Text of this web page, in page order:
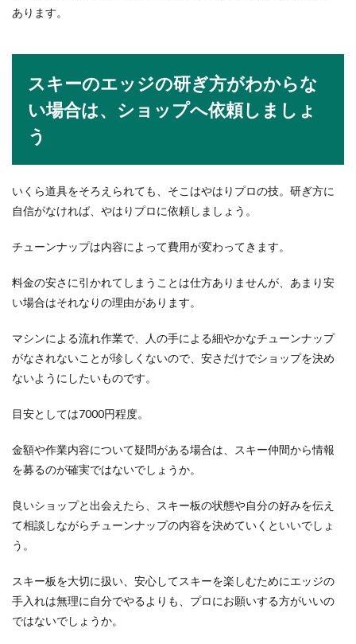
あります。
スキーのエッジの研ぎ方がわからな
い場合は、ショップへ依頼しましょ
う
いくら道具をそろえられても、そこはやはりプロの技。研ぎ方に
自信がなければ、やはりプロに依頼しましょう。
チューンナップは内容によって費用が変わってきます。
料金の安さに引かれてしまうことは仕方ありませんが、あまり安
い場合はそれなりの理由があります。
マシンによる流れ作業で、人の手による細やかなチューンナップ
がなされないことが珍しくないので、安さだけでショップを決め
ないようにしたいものです。
目安としては7000円程度。
金額や作業内容について疑問がある場合は、スキー仲間から情報
を募るのが確実ではないでしょうか。
良いショップと出会えたら、スキー板の状態や自分の好みを伝え
て相談しながらチューンナップの内容を決めていくといいでしょ
う。
スキー板を大切に扱い、安心してスキーを楽しむためにエッジの
手入れは無理に自分でやるよりも、プロにお願いする方がいいの
ではないでしょうか。